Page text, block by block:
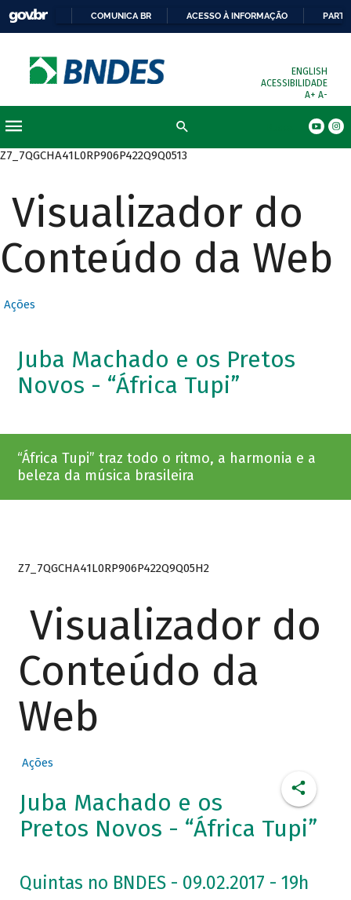
COMUNICA BR ACESSO À INFORMAÇÃO
ENGLISH
ACESSIBILIDADE
A+ A-
Z7_7QGCHA41L0RP906P422Q9Q0513
Visualizador do
Conteúdo da Web
Ações
Juba Machado e os Pretos
Novos - “África Tupi”
“África Tupi” traz todo o ritmo, a harmonia e a
beleza da música brasileira
Z7_7QGCHA41L0RP906P422Q9Q05H2
Visualizador do
Conteúdo da
Web
Ações
Juba Machado e os
Pretos Novos - “África Tupi”
Quintas no BNDES - 09.02.2017 - 19h